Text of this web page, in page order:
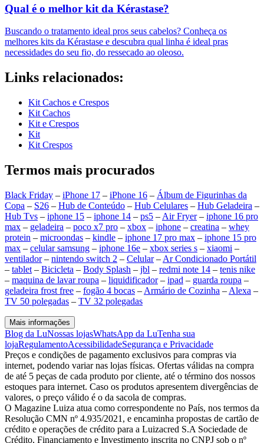
Qual é o melhor kit da Kérastase?
Buscando o tratamento ideal pros seus cabelos? Conheça os
melhores kits da Kérastase e descubra qual linha é ideal pras
necessidades do seu fio, do ressecado ao oleoso.
Links relacionados:
Kit Cachos e Crespos
Kit Cachos
Kit e Crespos
Kit
Kit Crespos
Termos mais procurados
Black Friday – iPhone 17 – iPhone 16 – Álbum de Figurinhas da
Copa – S26 – Hub de Conteúdo – Hub Celulares – Hub Geladeira –
Hub Tvs – iphone 15 – iphone 14 – ps5 – Air Fryer– iphone 16 pro
max – geladeira – poco x7 pro – xbox – iphone – creatina – whey
protein – microondas – kindle – iphone 17 pro max – iphone 15 pro
max – celular samsung – iphone 16e – xbox series s – xiaomi –
ventilador– nintendo switch 2 – Celular– Ar Condicionado Portátil
– tablet – Bicicleta – Body Splash – jbl – redmi note 14 – tenis nike
– maquina de lavar roupa – liquidificador– ipad – guarda roupa –
geladeira frost free – fogão 4 bocas – Armário de Cozinha – Alexa –
TV 50 polegadas – TV 32 polegadas
Mais informações
Blog da LuNossas lojasWhatsApp da LuTenha sua
lojaRegulamentoAcessibilidadeSegurança e Privacidade
Preços e condições de pagamento exclusivos para compras via
internet, podendo variar nas lojas físicas. Ofertas válidas na compra
de até 5 peças de cada produto por cliente, até o término dos nossos
estoques para internet. Caso os produtos apresentem divergências de
valores, o preço válido é o da sacola de compras.
O Magazine Luiza atua como correspondente no País, nos termos da
Resolução CMN nº 4.935/2021, e encaminha propostas de cartão de
crédito e operações de crédito para a Luizacred S.A Sociedade de
Crédito, Financiamento e Investimento inscrita no CNPJ sob o nº